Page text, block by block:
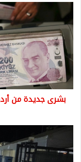
بشرى
جديدة
من
أردوغان:
دعم
مالي
بقيمة
30
مليار
ليرة
عودة
السوريين